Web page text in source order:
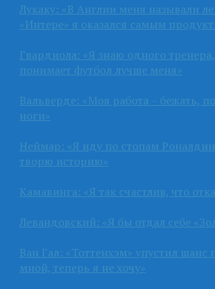
Лукаку: «В Англии меня называли
«Интере» я оказался самым
Гвардиола: «Я знаю одного
понимает футбол лучше меня»
Вальверде: «Моя работа – бежать,
ноги»
Неймар: «Я иду по стопам
творю историю»
Камавинга: «Я так счастлив, что
Левандовский: «Я бы отдал себе
Ван Гал: «Тоттенхэм» упустил шанс
мной, теперь я не хочу»